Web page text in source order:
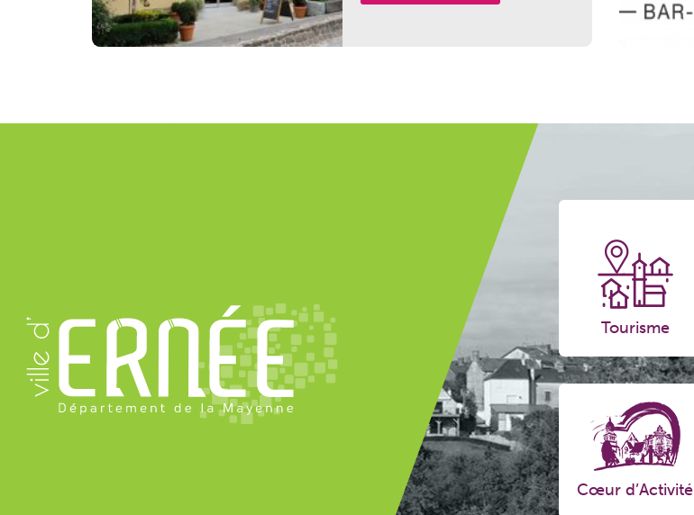
Tourisme
Cœur d’Activité